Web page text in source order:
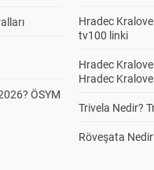
ÖSYM
Hradec
tv100 linki
Hradec
Hradec
Trivela Nedir?
Röveşata